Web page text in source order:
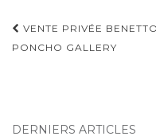
Navigation
d'article
VENTE PRIVÉE
PONCHO GALLERY
DERNIERS ARTICLES